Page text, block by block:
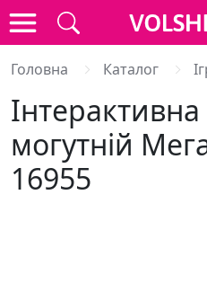
Головна Каталог
могутній
16955